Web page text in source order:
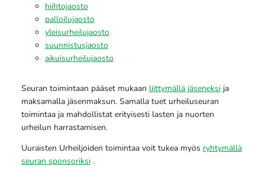
hiihtojaosto
palloilujaosto
yleisurheilujaosto
suunnistusjaosto
aikuisurheilujaosto
Seuran toimintaan pääset mukaan liittymällä jäseneksija
maksamalla jäsenmaksun. Samalla tuet urheiluseuran
toimintaa ja mahdollistat erityisesti lasten ja nuorten
urheilun harrastamisen.
Uuraisten Urheiljoiden toimintaa voit tukea myös ryhtymällä
seuran sponsoriksi.